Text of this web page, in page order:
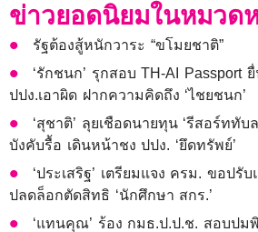
ข่าวยอดนิยมในหมวด
รัฐต้องสู้หนักวาระ “ขโมยชาติ”
‘รักชนก’ รุกสอบ TH-AI Passport
ปปง.เอาผิด ฝากความคิดถึง ‘ไชยชนก’
‘สุชาติ’ ลุยเชือดนายทุน ‘รีสอร์ททับ
บังคับรื้อ เดินหน้าชง ปปง. ‘ยึดทรัพย์’
‘ประเสริฐ’ เตรียมแจง ครม. ขอปรั
ปลดล็อกตัดสิทธิ ‘นักศึกษา สกร.’
‘แทนคุณ’ ร้อง กมธ.ป.ป.ช. สอบปม